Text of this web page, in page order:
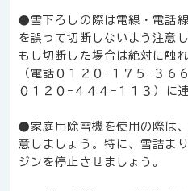
●雪下ろしの際は電線・電話
を誤って切断しないよう注意
もし切断した場合は絶対に触
（電話０１２０−１７５−３６
０１２０−４４４−１１３）に
●家庭用除雪機を使用の際は
意しましょう。特に、雪詰ま
ジンを停止させましょう。